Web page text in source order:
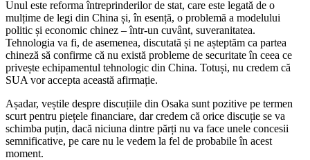
Unul este reforma întreprinderilor de stat, care este legată de o
mulțime de legi din China și, în esență, o problemă a modelului
politic și economic chinez – într-un cuvânt, suveranitatea.
Tehnologia va fi, de asemenea, discutată și ne așteptăm ca partea
chineză să confirme că nu există probleme de securitate în ceea ce
privește echipamentul tehnologic din China. Totuși, nu credem că
SUA vor accepta această afirmație.
Așadar, veștile despre discuțiile din Osaka sunt pozitive pe termen
scurt pentru piețele financiare, dar credem că orice discuție se va
schimba puțin, dacă niciuna dintre părți nu va face unele concesii
semnificative, pe care nu le vedem la fel de probabile în acest
moment.